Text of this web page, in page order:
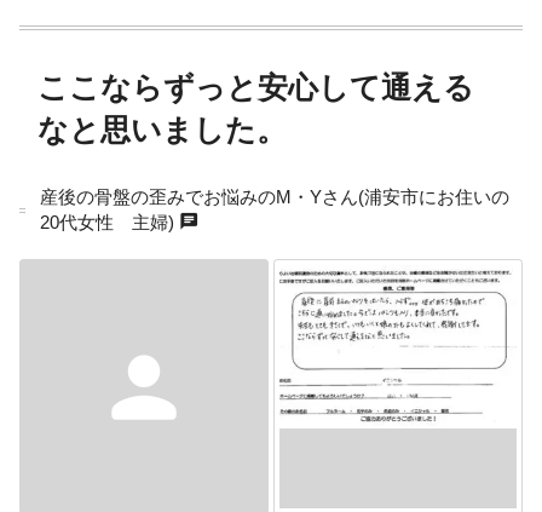
ここならずっと安心して通える
なと思いました。
産後の骨盤の歪みでお悩みのM・Yさん(浦安市にお住いの
20代女性 主婦) chat
person